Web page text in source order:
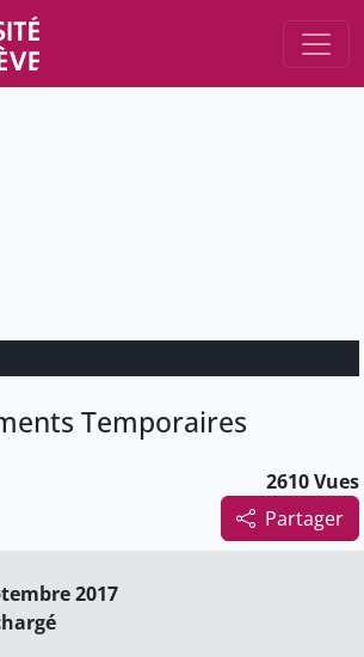
Temporaires
2610 Vues
Partager
2017